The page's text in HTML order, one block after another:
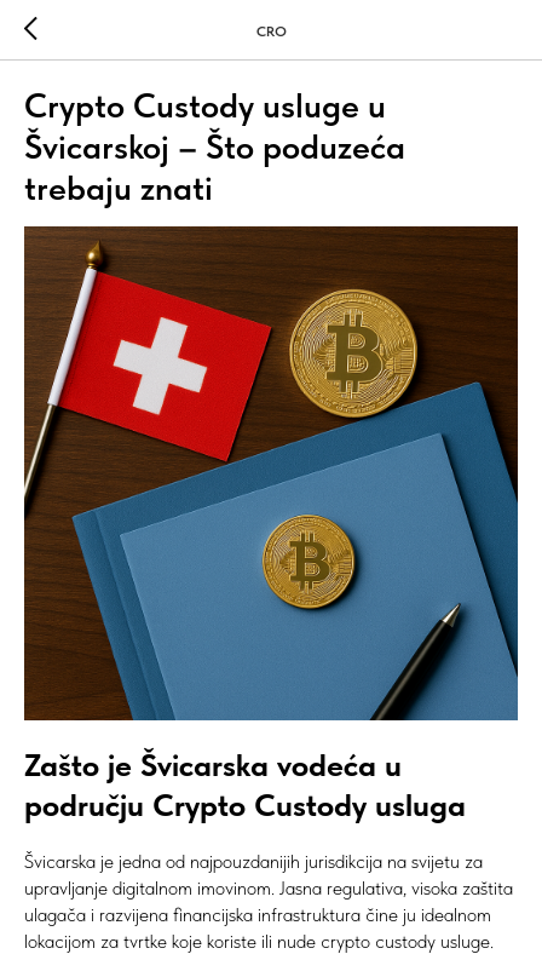
CRO
Crypto Custody usluge u
Švicarskoj – Što poduzeća
trebaju znati
Zašto je Švicarska vodeća u
području Crypto Custody usluga
Švicarska je jedna od najpouzdanijih jurisdikcija na svijetu za
upravljanje digitalnom imovinom. Jasna regulativa, visoka zaštita
ulagača i razvijena financijska infrastruktura čine ju idealnom
lokacijom za tvrtke koje koriste ili nude crypto custody usluge.